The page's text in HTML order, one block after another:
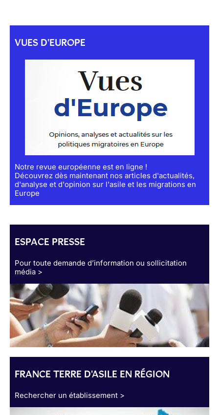
VUES D'EUROPE
Notre revue européenne est en ligne !
Découvrez dès maintenant nos articles d'actualités,
d'analyse et d'opinion sur l'asile et les migrations en
Europe
ESPACE PRESSE
Pour toute demande d’information ou sollicitation
média >
FRANCE TERRE D'ASILE EN RÉGION
Rechercher un établissement >